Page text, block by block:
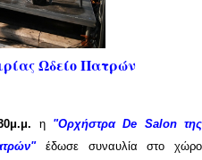
Ωδείο Πατρών
η "Ορχήστρα De Salon της
έδωσε συναυλία στο χώρο